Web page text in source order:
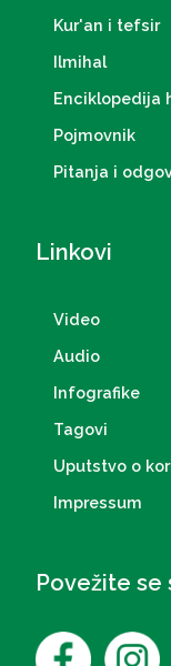
Kur'an i tefsir
Ilmihal
Enciklopedija
Pojmovnik
Pitanja i
Linkovi
Video
Audio
Infografike
Tagovi
Uputstvo o
Impressum
Povežite se